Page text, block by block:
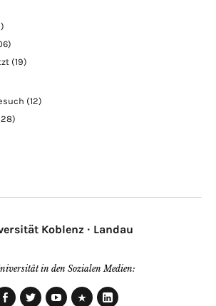
(19)
(12)
Koblenz · Landau
in den Sozialen Medien: